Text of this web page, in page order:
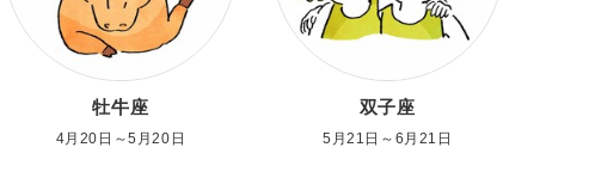
牡牛座
4月20日～5月20日
双子座
5月21日～6月21日